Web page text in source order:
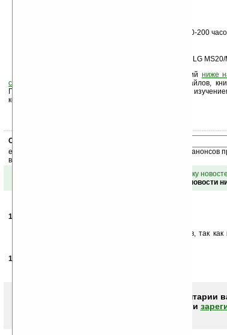
3,5-5 часов работы в режиме разговора; до 150-200
Пока не сообщается, как скоро и по какой цене LG
Оцените новость и оставьте свой комментарий ниже
странице
на рассылку новостей, файлов,
Поддержите Ладошки своей посещаемостью,
коммерческой информации, ссылками.
Скоро
ежедневный или еженедельный дайджест новостей, анонсов
ваш почтовый ящик.
вернуться к списку
Обсуждение этой новости
14.12.2007
Заинтересовала надпись о WM6.1 для коммуников, так
18.12.2007
Чтобы писать комментарии
или